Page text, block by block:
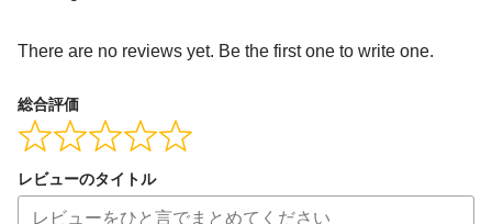
There are no reviews yet. Be the first one to write one.
総合評価
レビューのタイトル